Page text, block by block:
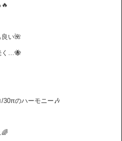
良い🌺
く…🐝
30πのハーモニー🎶
🌈